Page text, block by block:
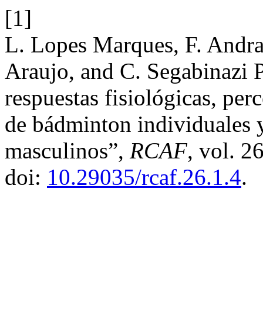
[1]
L. Lopes Marques, F.
Araujo, and C. Segabinazi
respuestas fisiológicas,
de bádminton individuales
masculinos”, RCAF, vol.
doi: 10.29035/rcaf.26.1.4.